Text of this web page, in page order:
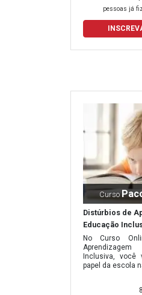
de certificação.
Invista em sua
pessoas já
Curso
Distúrbios de
Educação
No Curso
Inclusiva,
papel da escola